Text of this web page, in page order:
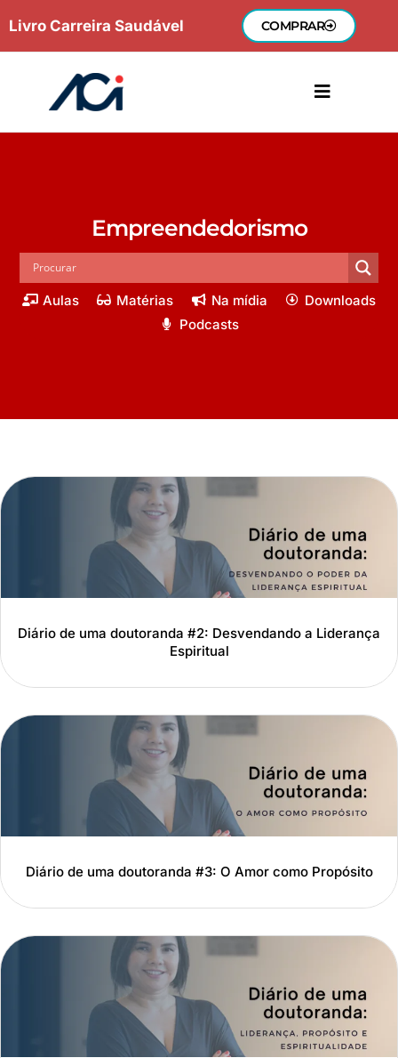
para
Livro Carreira Saudável COMPRAR
Empreendedorismo
Aulas Matérias Na mídia
Downloads
Podcasts
Diário de uma doutoranda #2: Desvendando a Liderança
Espiritual
Diário de uma doutoranda #3: O Amor como Propósito